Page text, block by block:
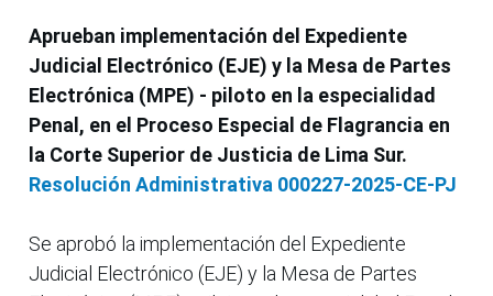
Aprueban implementación del Expediente
Judicial Electrónico (EJE) y la Mesa de Partes
Electrónica (MPE) - piloto en la especialidad
Penal, en el Proceso Especial de Flagrancia en
la Corte Superior de Justicia de Lima Sur.
Resolución Administrativa 000227-2025-CE-PJ
Se aprobó la implementación del Expediente
Judicial Electrónico (EJE) y la Mesa de Partes